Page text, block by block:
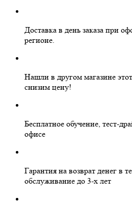
Доставка в день заказа при
регионе.
Нашли в другом магазине
снизим цену!
Бесплатное обучение, тест-
офисе
Гарантия на возврат денег в
обслуживание до 3-х лет